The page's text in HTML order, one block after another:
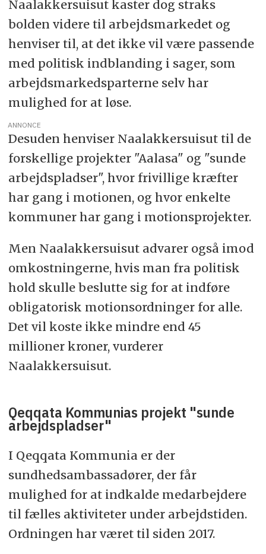
Naalakkersuisut kaster dog straks
bolden videre til arbejdsmarkedet og
henviser til, at det ikke vil være passende
med politisk indblanding i sager, som
arbejdsmarkedsparterne selv har
mulighed for at løse.
ANNONCE
Desuden henviser Naalakkersuisut til de
forskellige projekter "Aalasa" og "sunde
arbejdspladser", hvor frivillige kræfter
har gang i motionen, og hvor enkelte
kommuner har gang i motionsprojekter.
Men Naalakkersuisut advarer også imod
omkostningerne, hvis man fra politisk
hold skulle beslutte sig for at indføre
obligatorisk motionsordninger for alle.
Det vil koste ikke mindre end 45
millioner kroner, vurderer
Naalakkersuisut.
Qeqqata Kommunias projekt "sunde
arbejdspladser"
I Qeqqata Kommunia er der
sundhedsambassadører, der får
mulighed for at indkalde medarbejdere
til fælles aktiviteter under arbejdstiden.
Ordningen har været til siden 2017.